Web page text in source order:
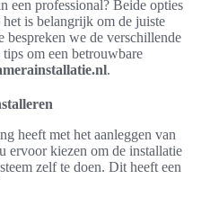
een professional? Beide opties
is belangrijk om de juiste
bespreken we de verschillende
om een betrouwbare
.
heeft met het aanleggen van
ervoor kiezen om de installatie
zelf te doen. Dit heeft een